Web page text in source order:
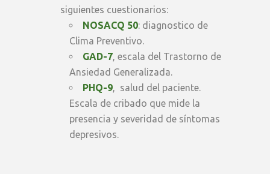
siguientes cuestionarios:
NOSACQ 50: diagnostico de
Clima Preventivo.
GAD-7, escala del Trastorno de
Ansiedad Generalizada.
PHQ-9, salud del paciente.
Escala de cribado que mide la
presencia y severidad de síntomas
depresivos.